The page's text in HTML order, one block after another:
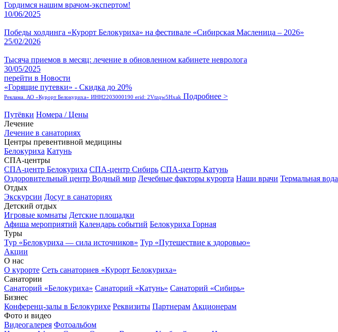
Гордимся нашим врачом-экспертом!
10/06/2025
Победы холдинга «Курорт Белокуриха» на фестивале «Сибирская Масленица – 2026»
25/02/2026
Тысяча приемов в месяц: лечение в обновленном кабинете невролога
30/05/2025
перейти в Новости
«Горящие путевки» - Скидка до 20%
Реклама. АО «Курорт Белокуриха» ИНН2203000190 erid: 2Vtzqw5Hxak Подробнее >
Путёвки Номера / Цены
Лечение
Лечение в санаториях
Центры превентивной медицины
Белокуриха Катунь
СПА-центры
СПА-центр Белокуриха СПА-центр Сибирь СПА-центр Катунь
Оздоровительный центр Водный мир Лечебные факторы курорта Наши врачи Термальная вода
Отдых
Экскурсии Досуг в санаториях
Детский отдых
Игровые комнаты Детские площадки
Афиша мероприятий Календарь событий Белокуриха Горная
Туры
Тур «Белокуриха — сила источников» Тур «Путешествие к здоровью»
Акции
О нас
О курорте Сеть санаториев «Курорт Белокуриха»
Санатории
Санаторий «Белокуриха» Санаторий «Катунь» Санаторий «Сибирь»
Бизнес
Конференц-залы в Белокурихе Реквизиты Партнерам Акционерам
Фото и видео
Видеогалерея Фотоальбом